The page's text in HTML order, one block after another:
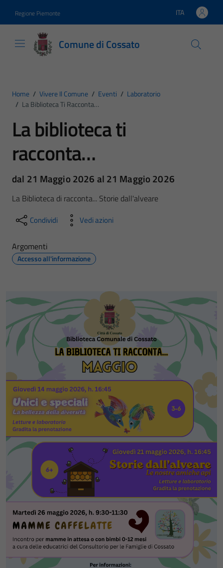
Regione Piemonte Lingua attiva:
ITA
Comune di Cossato
Home / Vivere Il Comune / Eventi / Laboratorio
/ La Biblioteca Ti Racconta…
La biblioteca ti
racconta…
dal 21 Maggio 2026 al 21 Maggio 2026
La Biblioteca di racconta... Storie dall'alveare
Condividi Vedi azioni
Argomenti
Accesso all'informazione